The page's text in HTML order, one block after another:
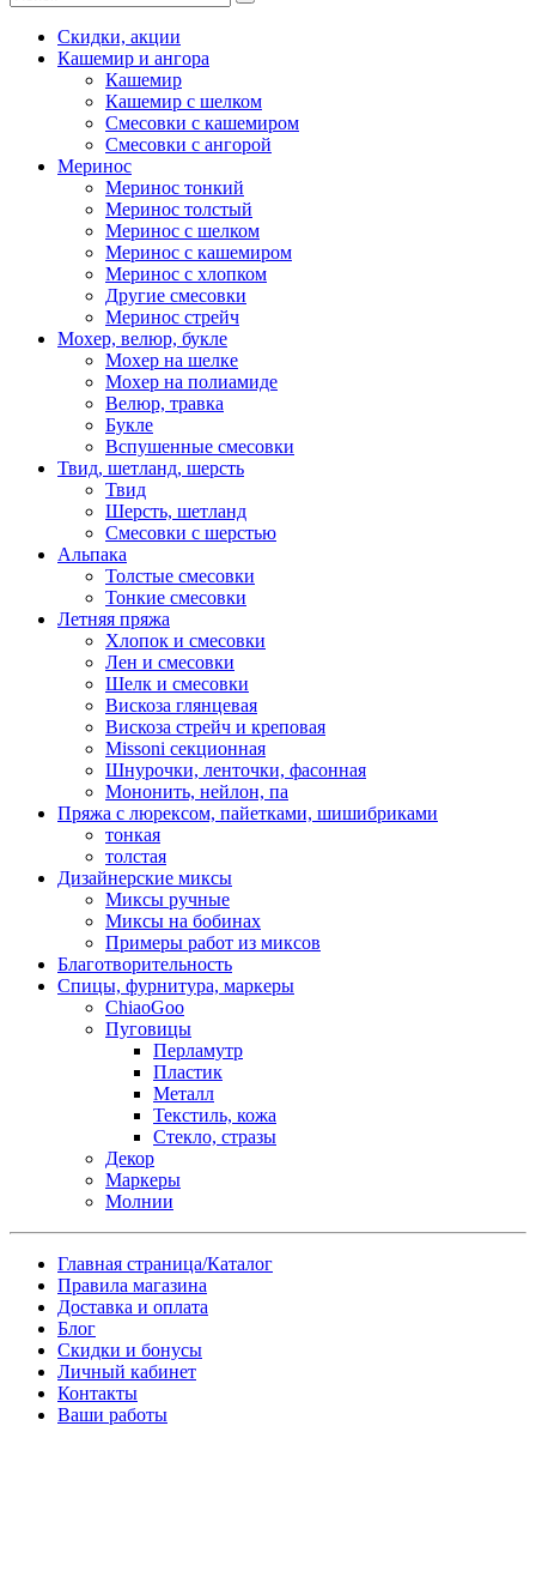
Скидки, акции
Кашемир и ангора
Кашемир
Кашемир с шелком
Смесовки с кашемиром
Смесовки с ангорой
Меринос
Меринос тонкий
Меринос толстый
Меринос с шелком
Меринос с кашемиром
Меринос с хлопком
Другие смесовки
Меринос стрейч
Мохер, велюр, букле
Мохер на шелке
Мохер на полиамиде
Велюр, травка
Букле
Вспушенные смесовки
Твид, шетланд, шерсть
Твид
Шерсть, шетланд
Смесовки с шерстью
Альпака
Толстые смесовки
Тонкие смесовки
Летняя пряжа
Хлопок и смесовки
Лен и смесовки
Шелк и смесовки
Вискоза глянцевая
Вискоза стрейч и креповая
Missoni секционная
Шнурочки, ленточки, фасонная
Мононить, нейлон, па
Пряжа с люрексом, пайетками, шишибриками
тонкая
толстая
Дизайнерские миксы
Миксы ручные
Миксы на бобинах
Примеры работ из миксов
Благотворительность
Спицы, фурнитура, маркеры
ChiaoGoo
Пуговицы
Перламутр
Пластик
Металл
Текстиль, кожа
Стекло, стразы
Декор
Маркеры
Молнии
Главная страница/Каталог
Правила магазина
Доставка и оплата
Блог
Скидки и бонусы
Личный кабинет
Контакты
Ваши работы